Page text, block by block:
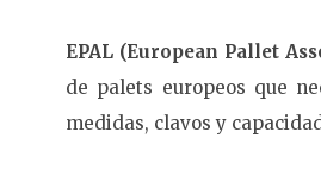
EPAL (European Pallet
de palets europeos que
medidas, clavos y